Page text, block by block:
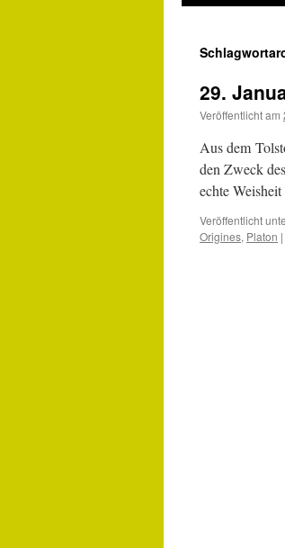
29.
Veröffentlicht am
Aus dem
den Zweck
echte
Veröffentlicht
Origines, Platon |